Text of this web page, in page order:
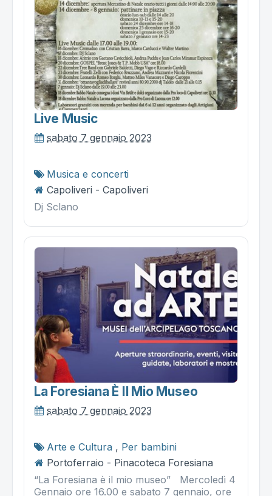
Live Music
sabato 7 gennaio 2023
Musica e concerti
Capoliveri - Capoliveri
Dj Sclano
La Foresiana È Il Mio Museo
sabato 7 gennaio 2023
Arte e Cultura , Per bambini
Portoferraio - Pinacoteca Foresiana
“La Foresiana è il mio museo” Mercoledì 4
Gennaio ore 16.00 e sabato 7 gennaio, ore